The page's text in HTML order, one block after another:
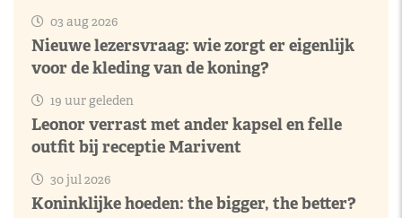
03 aug 2026
Nieuwe lezersvraag: wie zorgt er eigenlijk
voor de kleding van de koning?
19 uur geleden
Leonor verrast met ander kapsel en felle
outfit bij receptie Marivent
30 jul 2026
Koninklijke hoeden: the bigger, the better?